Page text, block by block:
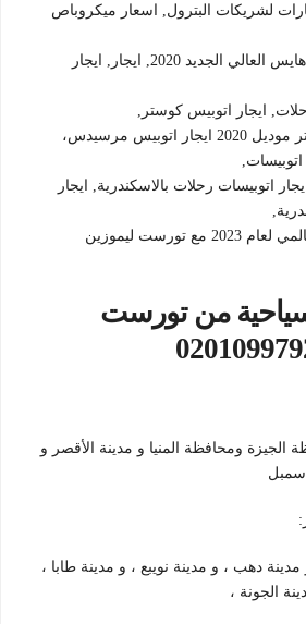
لشريكات البترول, اسعار ميكروباص
اسعار ميكروباص تويوتا هايس العالي الجديد 2020, ايجار, ايجار
لذلك ايجار اتوبيس كوستر موديل 2020 ايجار اتوبيس مرسيدس،
اتوبيسات رحلات بالاسكندرية, ايجار
خصومات يوم المرأة العالمي لعام 2023 مع تورست ليموزين
سياحية من تورست
الجيزة ومحافظة المنيا و مدينة الأقصر و
سمبل
دهب ، و مدينة نويبع ، و مدينة طابا ،
الجونة ،